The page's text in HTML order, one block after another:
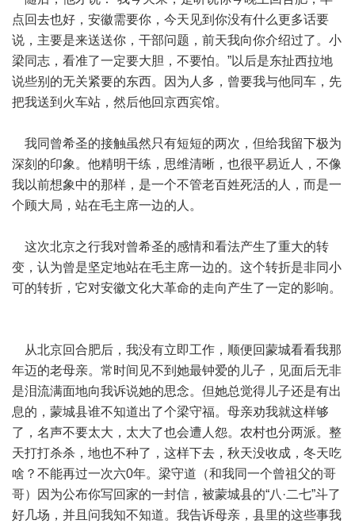
点回去也好，安徽需要你，今天见到你没有什么更多话要
说，主要是来送送你，干部问题，前天我向你介绍过了。小
梁同志，看准了一定要大胆，不要怕。”以后是东扯西拉地
说些别的无关紧要的东西。因为人多，曾要我与他同车，先
把我送到火车站，然后他回京西宾馆。
我同曾希圣的接触虽然只有短短的两次，但给我留下极为
深刻的印象。他精明干练，思维清晰，也很平易近人，不像
我以前想象中的那样，是一个不管老百姓死活的人，而是一
个顾大局，站在毛主席一边的人。
这次北京之行我对曾希圣的感情和看法产生了重大的转
变，认为曾是坚定地站在毛主席一边的。这个转折是非同小
可的转折，它对安徽文化大革命的走向产生了一定的影响。
从北京回合肥后，我没有立即工作，顺便回蒙城看看我那
年迈的老母亲。常时间见不到她最钟爱的儿子，见面后无非
是泪流满面地向我诉说她的思念。但她总觉得儿子还是有出
息的，蒙城县谁不知道出了个梁守福。母亲劝我就这样够
了，名声不要太大，太大了也会遭人怨。农村也分两派。整
天打打杀杀，地也不种了，这样下去，秋天没收成，冬天吃
啥？不能再过一次六0年。梁守道（和我同一个曾祖父的哥
哥）因为公布你写回家的一封信，被蒙城县的“八·二七”斗了
好几场，并且问我知不知道。我告诉母亲，县里的这些事我